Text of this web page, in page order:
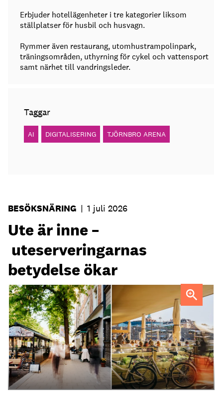
Erbjuder hotellägenheter i tre kategorier liksom
ställplatser för husbil och husvagn.
Rymmer även restaurang, utomhustrampolinpark,
träningsområden, uthyrning för cykel och vattensport
samt närhet till vandringsleder.
Taggar
AI DIGITALISERING TJÖRNBRO ARENA
BESÖKSNÄRING | 1 juli 2026
Ute är inne –
uteserveringarnas
betydelse ökar
Uteservering på Dryck vinbar samt Slussporten.FOTO:
Samuel Unéus